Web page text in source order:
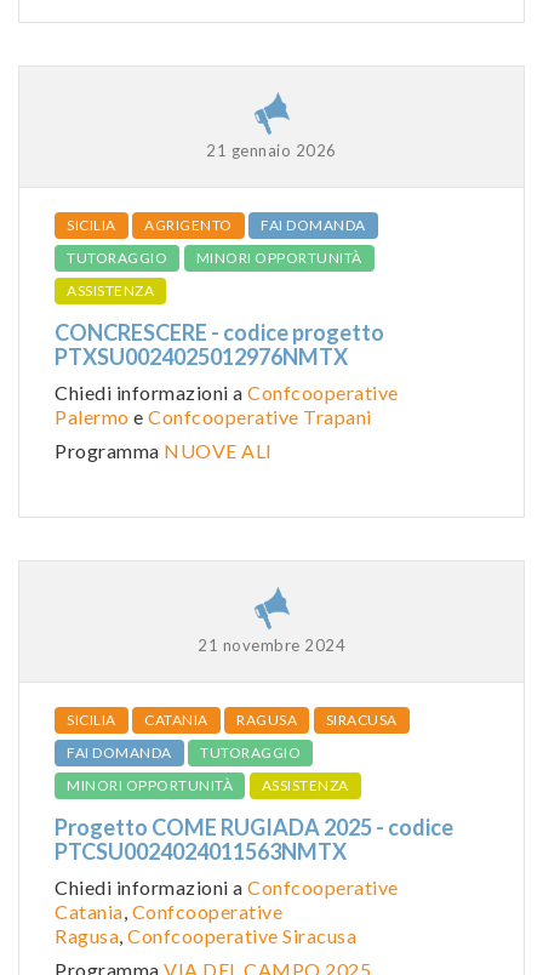
21 gennaio 2026
SICILIA AGRIGENTO
FAI DOMANDA
TUTORAGGIO
MINORI OPPORTUNITÀ
ASSISTENZA
CONCRESCERE - codice progetto
PTXSU0024025012976NMTX
Chiedi informazioni a Confcooperative
Palermo e Confcooperative Trapani
Programma NUOVE ALI
21 novembre 2024
SICILIA CATANIA RAGUSA
SIRACUSA
FAI DOMANDA
TUTORAGGIO
MINORI OPPORTUNITÀ
ASSISTENZA
Progetto COME RUGIADA 2025 - codice
PTCSU0024024011563NMTX
Chiedi informazioni a Confcooperative
Catania, Confcooperative
Ragusa, Confcooperative Siracusa
Programma VIA DEL CAMPO 2025